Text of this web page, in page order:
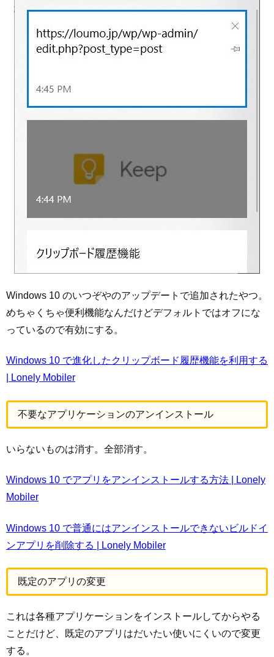
Windows 10 のいつぞやのアップデートで追加されたやつ。
めちゃくちゃ便利機能なんだけどデフォルトではオフにな
っているので有効にする。
Windows 10 で進化したクリップボード履歴機能を利用する
| Lonely Mobiler
不要なアプリケーションのアンインストール
いらないものは消す。全部消す。
Windows 10 でアプリをアンインストールする方法 | Lonely
Mobiler
Windows 10 で普通にはアンインストールできないビルドイ
ンアプリを削除する | Lonely Mobiler
既定のアプリの変更
これは各種アプリケーションをインストールしてからやる
ことだけど、既定のアプリはだいたい使いにくいので変更
する。